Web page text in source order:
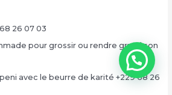
26 07 03
pour grossir ou rendre grand son
avec le beurre de karité +229 68 26